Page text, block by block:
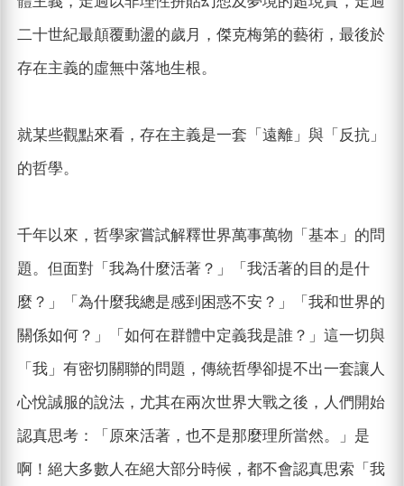
二十世紀最顛覆動盪的歲月，傑克梅第的藝術，最後於
存在主義的虛無中落地生根。
就某些觀點來看，存在主義是一套「遠離」與「反抗」
的哲學。
千年以來，哲學家嘗試解釋世界萬事萬物「基本」的問
題。但面對「我為什麼活著？」「我活著的目的是什
麼？」「為什麼我總是感到困惑不安？」「我和世界的
關係如何？」「如何在群體中定義我是誰？」這一切與
「我」有密切關聯的問題，傳統哲學卻提不出一套讓人
心悅誠服的說法，尤其在兩次世界大戰之後，人們開始
認真思考：「原來活著，也不是那麼理所當然。」是
啊！絕大多數人在絕大部分時候，都不會認真思索「我